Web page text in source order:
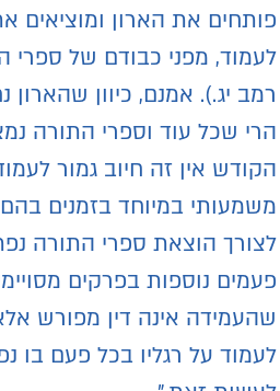
את הארון ומוציאים
מפני כבודם של ספרי
יג.). אמנם, כיוון
שכל עוד וספרי התורה
אין זה חיוב גמור
במיוחד בזמנים
הוצאת ספרי התורה
נוספות בפרקים
אינה דין מפורש
על רגליו בכל פעם בו